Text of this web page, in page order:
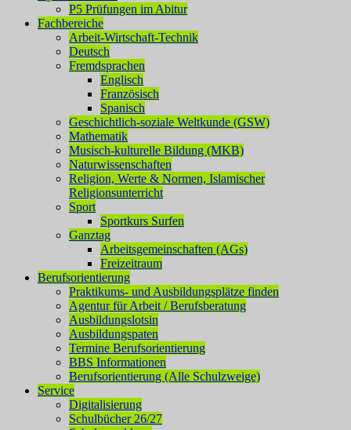
P5 Prüfungen im Abitur
Fachbereiche
Arbeit-Wirtschaft-Technik
Deutsch
Fremdsprachen
Englisch
Französisch
Spanisch
Geschichtlich-soziale Weltkunde (GSW)
Mathematik
Musisch-kulturelle Bildung (MKB)
Naturwissenschaften
Religion, Werte & Normen, Islamischer
Religionsunterricht
Sport
Sportkurs Surfen
Ganztag
Arbeitsgemeinschaften (AGs)
Freizeitraum
Berufsorientierung
Praktikums- und Ausbildungsplätze finden
Agentur für Arbeit / Berufsberatung
Ausbildungslotsin
Ausbildungspaten
Termine Berufsorientierung
BBS Informationen
Berufsorientierung (Alle Schulzweige)
Service
Digitalisierung
Schulbücher 26/27